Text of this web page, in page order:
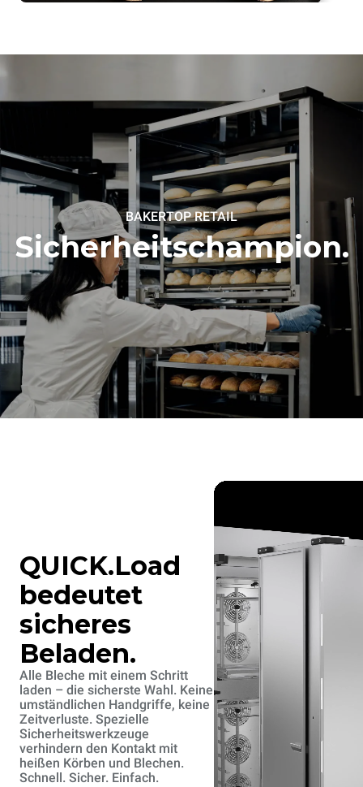
BAKERTOP RETAIL
Sicherheitschampion.
QUICK.Load
bedeutet
sicheres
Beladen.
Alle Bleche mit einem Schritt
laden – die sicherste Wahl. Keine
umständlichen Handgriffe, keine
Zeitverluste. Spezielle
Sicherheitswerkzeuge
verhindern den Kontakt mit
heißen Körben und Blechen.
Schnell. Sicher. Einfach.